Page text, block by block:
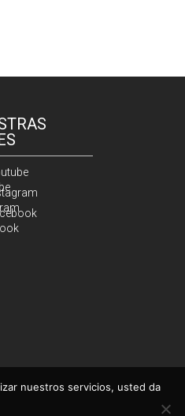
nuestros servicios, usted da